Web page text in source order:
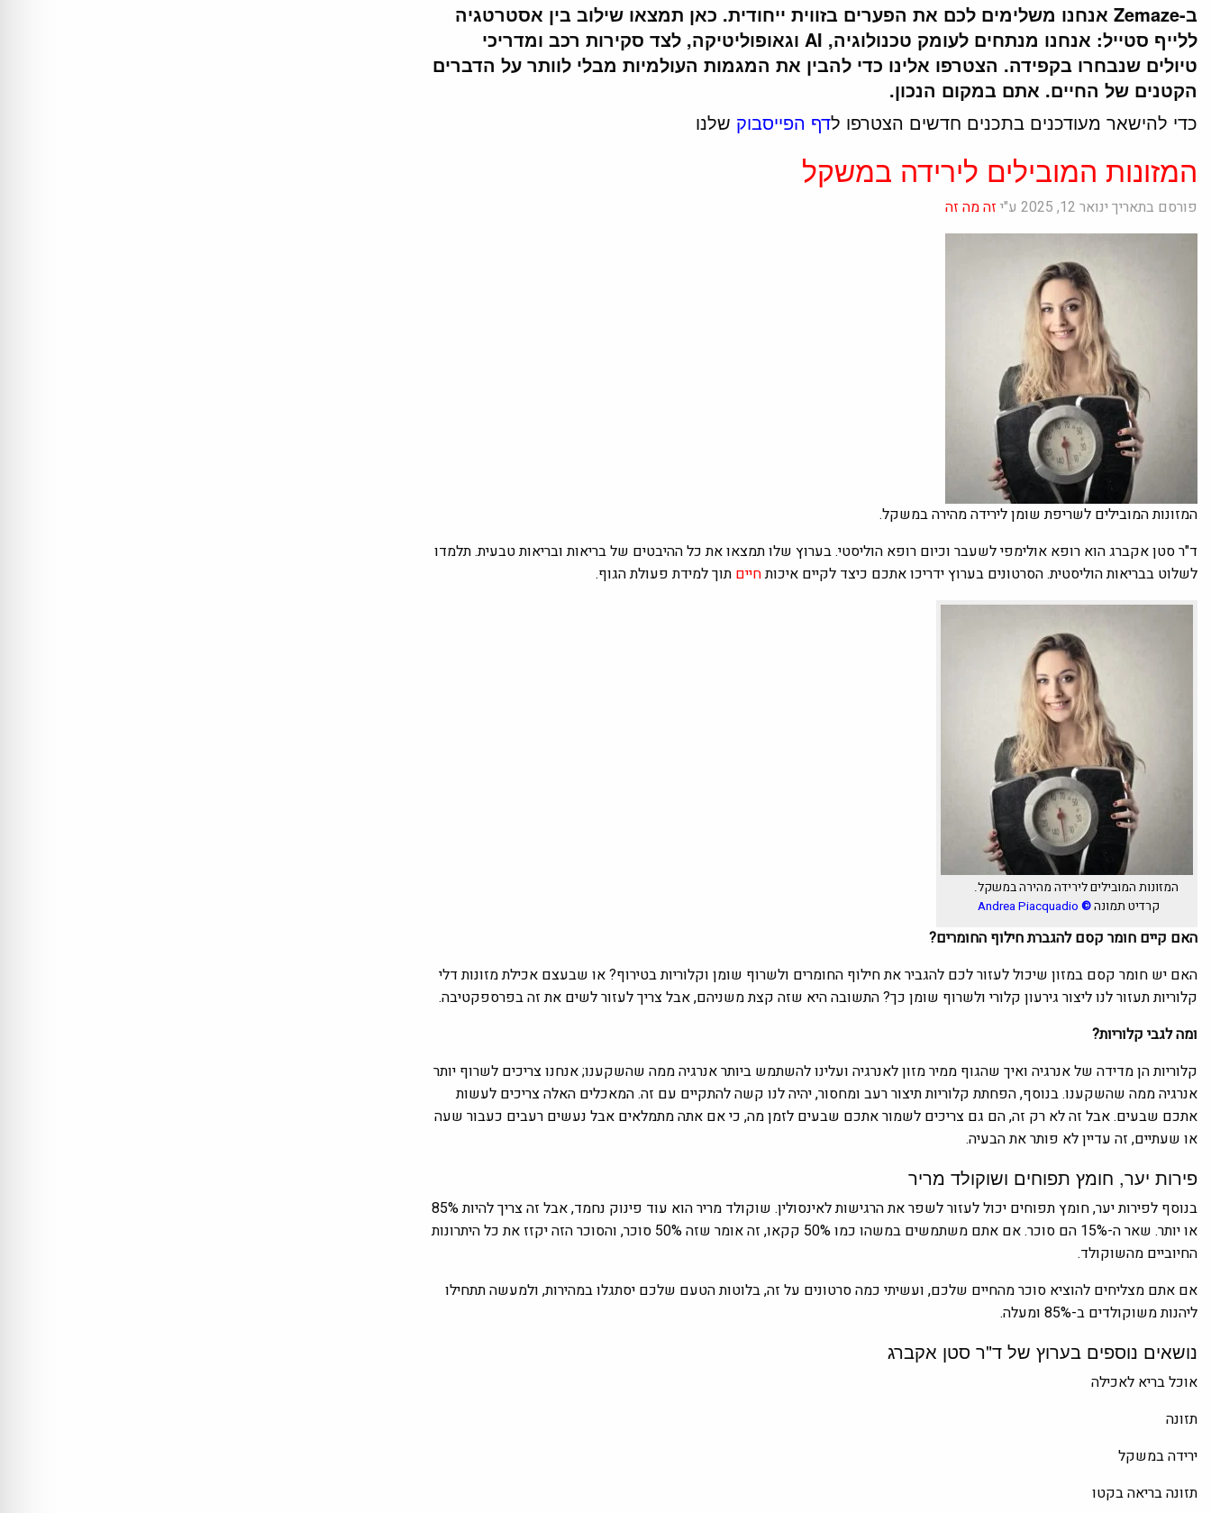
ב-Zemaze אנחנו משלימים לכם את הפערים בזווית ייחודית. כאן תמצאו שילוב בין אסטרטגיה
ללייף סטייל: אנחנו מנתחים לעומק טכנולוגיה, AI וגאופוליטיקה, לצד סקירות רכב ומדריכי
טיולים שנבחרו בקפידה. הצטרפו אלינו כדי להבין את המגמות העולמיות מבלי לוותר על הדברים
הקטנים של החיים. אתם במקום הנכון.
כדי להישאר מעודכנים בתכנים חדשים הצטרפו לדף הפייסבוק שלנו
המזונות המובילים לירידה במשקל
פורסם בתאריך ינואר 12, 2025 ע"י זה מה זה
המזונות המובילים לשריפת שומן לירידה מהירה במשקל.
ד"ר סטן אקברג הוא רופא אולימפי לשעבר וכיום רופא הוליסטי. בערוץ שלו תמצאו את כל ההיבטים של בריאות ובריאות טבעית. תלמדו
לשלוט בבריאות הוליסטית. הסרטונים בערוץ ידריכו אתכם כיצד לקיים איכותחיים תוך למידת פעולת הגוף.
המזונות המובילים לירידה מהירה במשקל.
קרדיט תמונה©
Andrea Piacquadio
האם קיים חומר קסם להגברת חילוף החומרים?
האם יש חומר קסם במזון שיכול לעזור לכם להגביר את חילוף החומרים ולשרוף שומן וקלוריות בטירוף? או שבעצם אכילת מזונות דלי
קלוריות תעזור לנו ליצור גירעון קלורי ולשרוף שומן כך? התשובה היא שזה קצת משניהם, אבל צריך לעזור לשים את זה בפרספקטיבה.
ומה לגבי קלוריות?
קלוריות הן מדידה של אנרגיה ואיך שהגוף ממיר מזון לאנרגיה ועלינו להשתמש ביותר אנרגיה ממה שהשקענו; אנחנו צריכים לשרוף יותר
אנרגיה ממה שהשקענו. בנוסף, הפחתת קלוריות תיצור רעב ומחסור, יהיה לנו קשה להתקיים עם זה. המאכלים האלה צריכים לעשות
אתכם שבעים. אבל זה לא רק זה, הם גם צריכים לשמור אתכם שבעים לזמן מה, כי אם אתה מתמלאים אבל נעשים רעבים כעבור שעה
או שעתיים, זה עדיין לא פותר את הבעיה.
פירות יער, חומץ תפוחים ושוקולד מריר
בנוסף לפירות יער, חומץ תפוחים יכול לעזור לשפר את הרגישות לאינסולין. שוקולד מריר הוא עוד פינוק נחמד, אבל זה צריך להיות 85%
או יותר. שאר ה-15% הם סוכר. אם אתם משתמשים במשהו כמו 50% קקאו, זה אומר שזה 50% סוכר, והסוכר הזה יקזז את כל היתרונות
החיוביים מהשוקולד.
אם אתם מצליחים להוציא סוכר מהחיים שלכם, ועשיתי כמה סרטונים על זה, בלוטות הטעם שלכם יסתגלו במהירות, ולמעשה תתחילו
ליהנות משוקולדים ב-85% ומעלה.
נושאים נוספים בערוץ של ד"ר סטן אקברג
אוכל בריא לאכילה
תזונה
ירידה במשקל
תזונה בריאה בקטו